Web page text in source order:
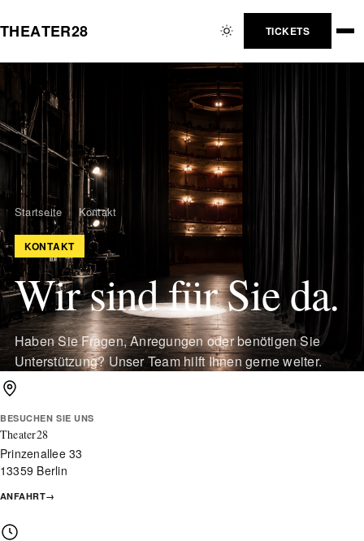
THEATER28 TICKETS
Startseite › Kontakt
KONTAKT
Wir sind für Sie da.
Haben Sie Fragen, Anregungen oder benötigen Sie
Unterstützung? Unser Team hilft Ihnen gerne weiter.
BESUCHEN SIE UNS
Theater28
Prinzenallee 33
13359 Berlin
ANFAHRT→